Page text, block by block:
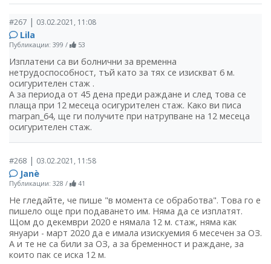
#267 | 03.02.2021, 11:08
Lila
Публикации: 399 / 53
Изплатени са ви болнични за временна
нетрудоспособност, тъй като за тях се изискват 6 м.
осигурителен стаж .
А за периода от 45 дена преди раждане и след това се
плаща при 12 месеца осигурителен стаж. Како ви писа
marpan_64, ще ги получите при натрупване на 12 месеца
осигурителен стаж.
#268 | 03.02.2021, 11:58
Janѐ
Публикации: 328 / 41
Не гледайте, че пише "в момента се обработва". Това го е
пишело още при подаването им. Няма да се изплатят.
Щом до декември 2020 е нямала 12 м. стаж, няма как
януари - март 2020 да е имала изискуемия 6 месечен за ОЗ.
А и те не са били за ОЗ, а за бременност и раждане, за
които пак се иска 12 м.